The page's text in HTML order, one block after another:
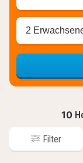
2
10
Filter